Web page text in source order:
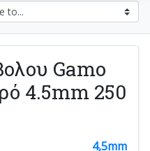
Gamo
4.5mm 250
4,5mm